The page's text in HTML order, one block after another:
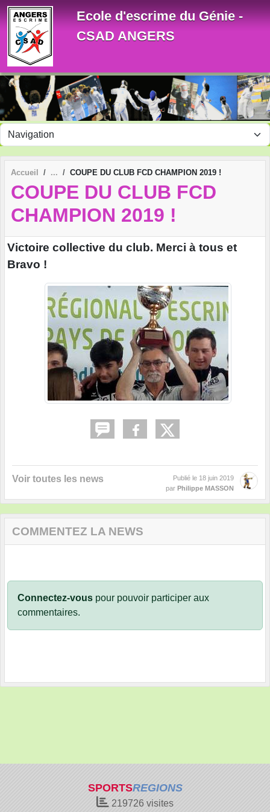
Ecole d'escrime du Génie -
CSAD ANGERS
Accueil COUPE DU CLUB FCD CHAMPION 2019 !
COUPE DU CLUB FCD
CHAMPION 2019 !
Victoire collective du club. Merci à tous et
Bravo !
Voir toutes les news Publié le 18 juin 2019
par Philippe MASSON
COMMENTEZ LA NEWS
Connectez-vous pour pouvoir participer aux
commentaires.
SPORTSREGIONS
219726 visites
Panneau de gestion des cookies